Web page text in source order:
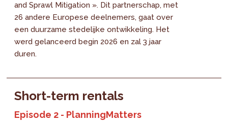
and Sprawl Mitigation ». Dit partnerschap, met
26 andere Europese deelnemers, gaat over
een duurzame stedelijke ontwikkeling. Het
werd gelanceerd begin 2026 en zal 3 jaar
duren.
Short-term rentals
Episode 2 - PlanningMatters